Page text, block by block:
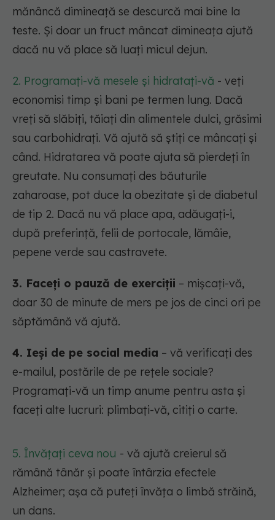
mănâncă dimineață se descurcă mai bine la
teste. Și doar un fruct mâncat dimineața ajută
dacă nu vă place să luați micul dejun.
2. Programați-vă mesele și hidratați-vă - veți
economisi timp și bani pe termen lung. Dacă
vreți să slăbiți, tăiați din alimentele dulci, grăsimi
sau carbohidrați. Vă ajută să știți ce mâncați și
când. Hidratarea vă poate ajuta să pierdeți în
greutate. Nu consumați des băuturile
zaharoase, pot duce la obezitate și de diabetul
de tip 2. Dacă nu vă place apa, adăugați-i,
după preferință, felii de portocale, lămâie,
pepene verde sau castravete.
3. Faceți o pauză de exerciții – mișcați-vă,
doar 30 de minute de mers pe jos de cinci ori pe
săptămână vă ajută.
4. Ieși de pe social media – vă verificați des
e-mailul, postările de pe rețele sociale?
Programați-vă un timp anume pentru asta și
faceți alte lucruri: plimbați-vă, citiți o carte.
5. Învățați ceva nou - vă ajută creierul să
rămână tânăr și poate întârzia efectele
Alzheimer; așa că puteți învăța o limbă străină,
un dans.